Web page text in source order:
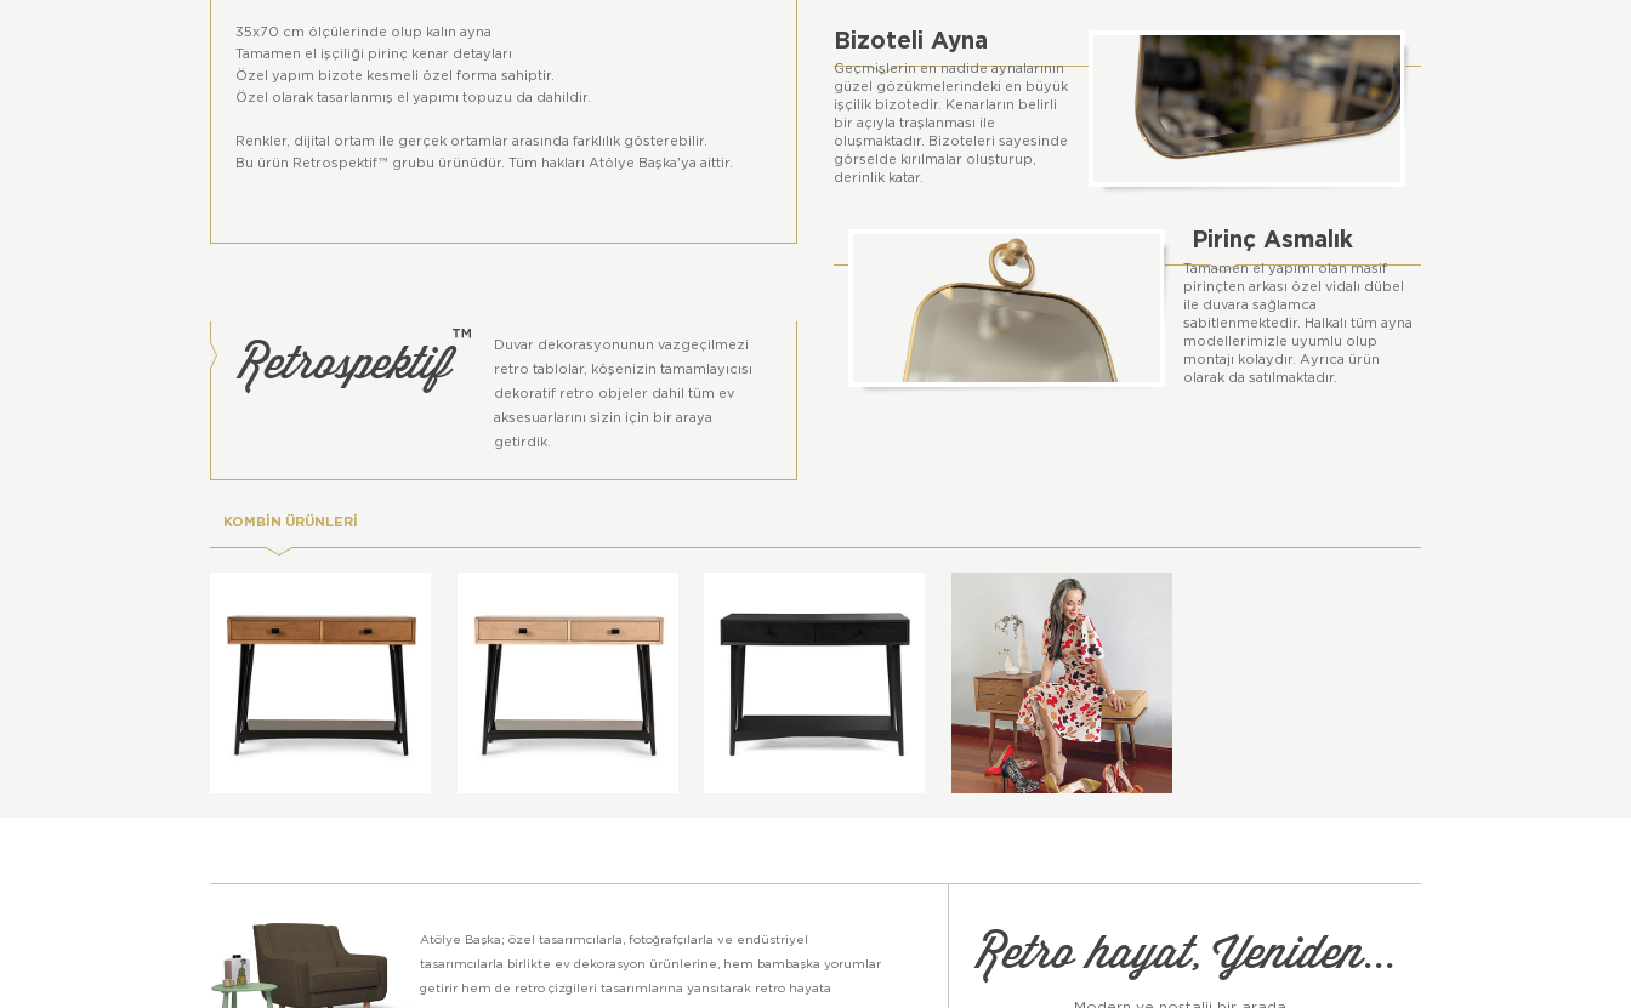
35x70 cm ölçülerinde olup kalın ayna
Tamamen el işçiliği pirinç kenar detayları
Özel yapım bizote kesmeli özel forma sahiptir.
Özel olarak tasarlanmış el yapımı topuzu da dahildir.
Renkler, dijital ortam ile gerçek ortamlar arasında farklılık gösterebilir.
Bu ürün Retrospektif™ grubu ürünüdür. Tüm hakları Atölye Başka'ya aittir.
Retrospektif™
Duvar dekorasyonunun vazgeçilmezi
retro tablolar, köşenizin tamamlayıcısı
dekoratif retro objeler dahil tüm ev
aksesuarlarını sizin için bir araya
getirdik.
Bizoteli Ayna
Geçmişlerin en nadide aynalarının
güzel gözükmelerindeki en büyük
işçilik bizotedir. Kenarların belirli
bir açıyla traşlanması ile
oluşmaktadır. Bizoteleri sayesinde
görselde kırılmalar oluşturup,
derinlik katar.
Pirinç Asmalık
Tamamen el yapımı olan masif
pirinçten arkası özel vidalı dübel
ile duvara sağlamca
sabitlenmektedir. Halkalı tüm ayna
modellerimizle uyumlu olup
montajı kolaydır. Ayrıca ürün
olarak da satılmaktadır.
KOMBİN ÜRÜNLERİ
Atölye Başka; özel tasarımcılarla, fotoğrafçılarla ve endüstriyel
tasarımcılarla birlikte ev dekorasyon ürünlerine, hem bambaşka yorumlar
getirir hem de retro çizgileri tasarımlarına yansıtarak retro hayata
Retro hayat, Yeniden...